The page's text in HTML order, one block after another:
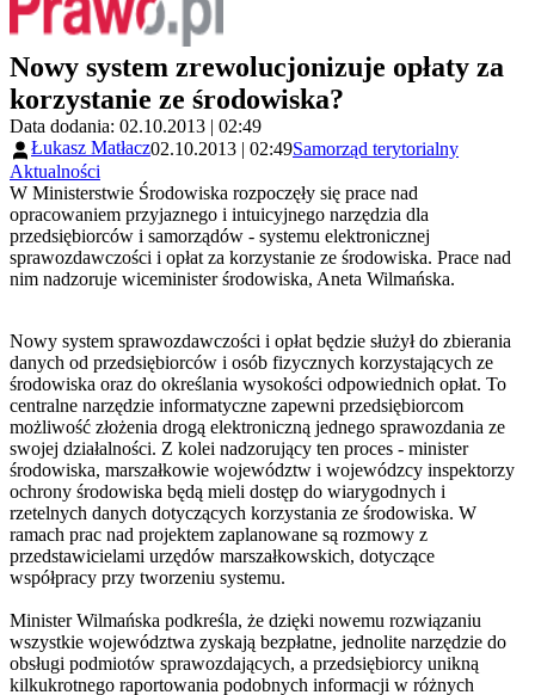
Nowy system zrewolucjonizuje opłaty za
korzystanie ze środowiska?
Data dodania: 02.10.2013 | 02:49
Łukasz Matłacz02.10.2013 | 02:49Samorząd terytorialny
Aktualności
W Ministerstwie Środowiska rozpoczęły się prace nad
opracowaniem przyjaznego i intuicyjnego narzędzia dla
przedsiębiorców i samorządów - systemu elektronicznej
sprawozdawczości i opłat za korzystanie ze środowiska. Prace nad
nim nadzoruje wiceminister środowiska, Aneta Wilmańska.
Nowy system sprawozdawczości i opłat będzie służył do zbierania
danych od przedsiębiorców i osób fizycznych korzystających ze
środowiska oraz do określania wysokości odpowiednich opłat. To
centralne narzędzie informatyczne zapewni przedsiębiorcom
możliwość złożenia drogą elektroniczną jednego sprawozdania ze
swojej działalności. Z kolei nadzorujący ten proces - minister
środowiska, marszałkowie województw i wojewódzcy inspektorzy
ochrony środowiska będą mieli dostęp do wiarygodnych i
rzetelnych danych dotyczących korzystania ze środowiska. W
ramach prac nad projektem zaplanowane są rozmowy z
przedstawicielami urzędów marszałkowskich, dotyczące
współpracy przy tworzeniu systemu.
Minister Wilmańska podkreśla, że dzięki nowemu rozwiązaniu
wszystkie województwa zyskają bezpłatne, jednolite narzędzie do
obsługi podmiotów sprawozdających, a przedsiębiorcy unikną
kilkukrotnego raportowania podobnych informacji w różnych